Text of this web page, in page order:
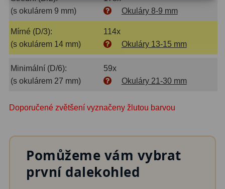
Ostatní18
Montáže99
Azimutální AZ6
19
Fotografické montáže5
Objímky10
Motory a pohony 13
(s okulárem 9 mm)
Okuláry 8-9 mm
Mírné (D/3):
114x
(s okulárem 14 mm)
Okuláry 13-15 mm
Minimální (D/6):
59x
(s okulárem 27 mm)
Okuláry 21-30 mm
Doporučené zvětšení vyznačeny žlutou barvou
Pomůžeme vám vybrat
první dalekohled